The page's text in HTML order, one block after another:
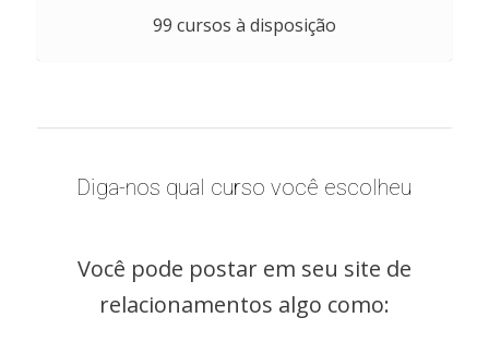
99 cursos à disposição
Diga-nos qual curso você escolheu
Você pode postar em seu site de
relacionamentos algo como: